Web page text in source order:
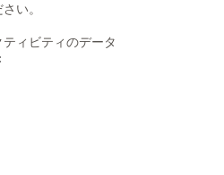
い。
ィビティのデータ